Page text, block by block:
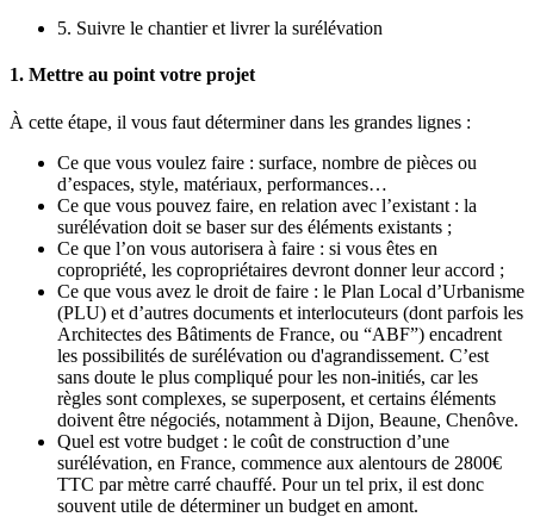
5. Suivre le chantier et livrer la surélévation
1. Mettre au point votre projet
À cette étape, il vous faut déterminer dans les grandes lignes :
Ce que vous voulez faire : surface, nombre de pièces ou
d’espaces, style, matériaux, performances…
Ce que vous pouvez faire, en relation avec l’existant : la
surélévation doit se baser sur des éléments existants ;
Ce que l’on vous autorisera à faire : si vous êtes en
copropriété, les copropriétaires devront donner leur accord ;
Ce que vous avez le droit de faire : le Plan Local d’Urbanisme
(PLU) et d’autres documents et interlocuteurs (dont parfois les
Architectes des Bâtiments de France, ou “ABF”) encadrent
les possibilités de surélévation ou d'agrandissement. C’est
sans doute le plus compliqué pour les non-initiés, car les
règles sont complexes, se superposent, et certains éléments
doivent être négociés, notamment à Dijon, Beaune, Chenôve.
Quel est votre budget : le coût de construction d’une
surélévation, en France, commence aux alentours de 2800€
TTC par mètre carré chauffé. Pour un tel prix, il est donc
souvent utile de déterminer un budget en amont.